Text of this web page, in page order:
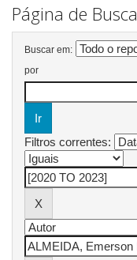
Página de Busca
Buscar em:
por
Filtros correntes: